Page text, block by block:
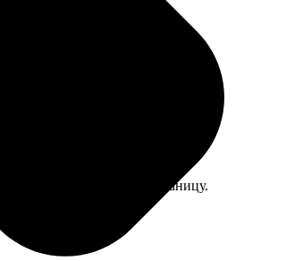
куплю для них альбом.
извинились за путаницу.